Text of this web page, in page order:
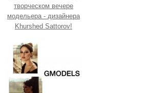
творческом вечере
модельера - дизайнера
Khurshed Sattorov!